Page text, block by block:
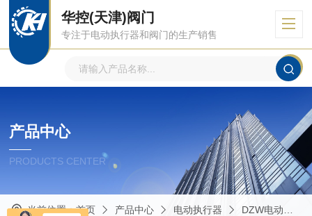
华控(天津)阀门
专注于电动执行器和阀门的生产销售
产品中心
PRODUCTS CENTER
当前位置：首页 产品中心 电动执行器 DZW电动执行器